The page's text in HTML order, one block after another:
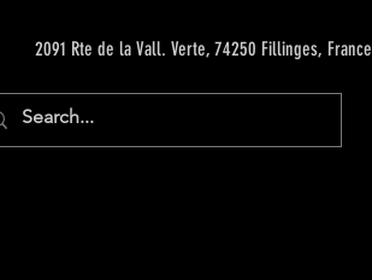
2091 Rte de la Vall. Verte, 74250 Fillinges, France